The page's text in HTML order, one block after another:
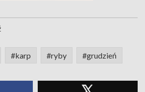
#karp #ryby #grudzień